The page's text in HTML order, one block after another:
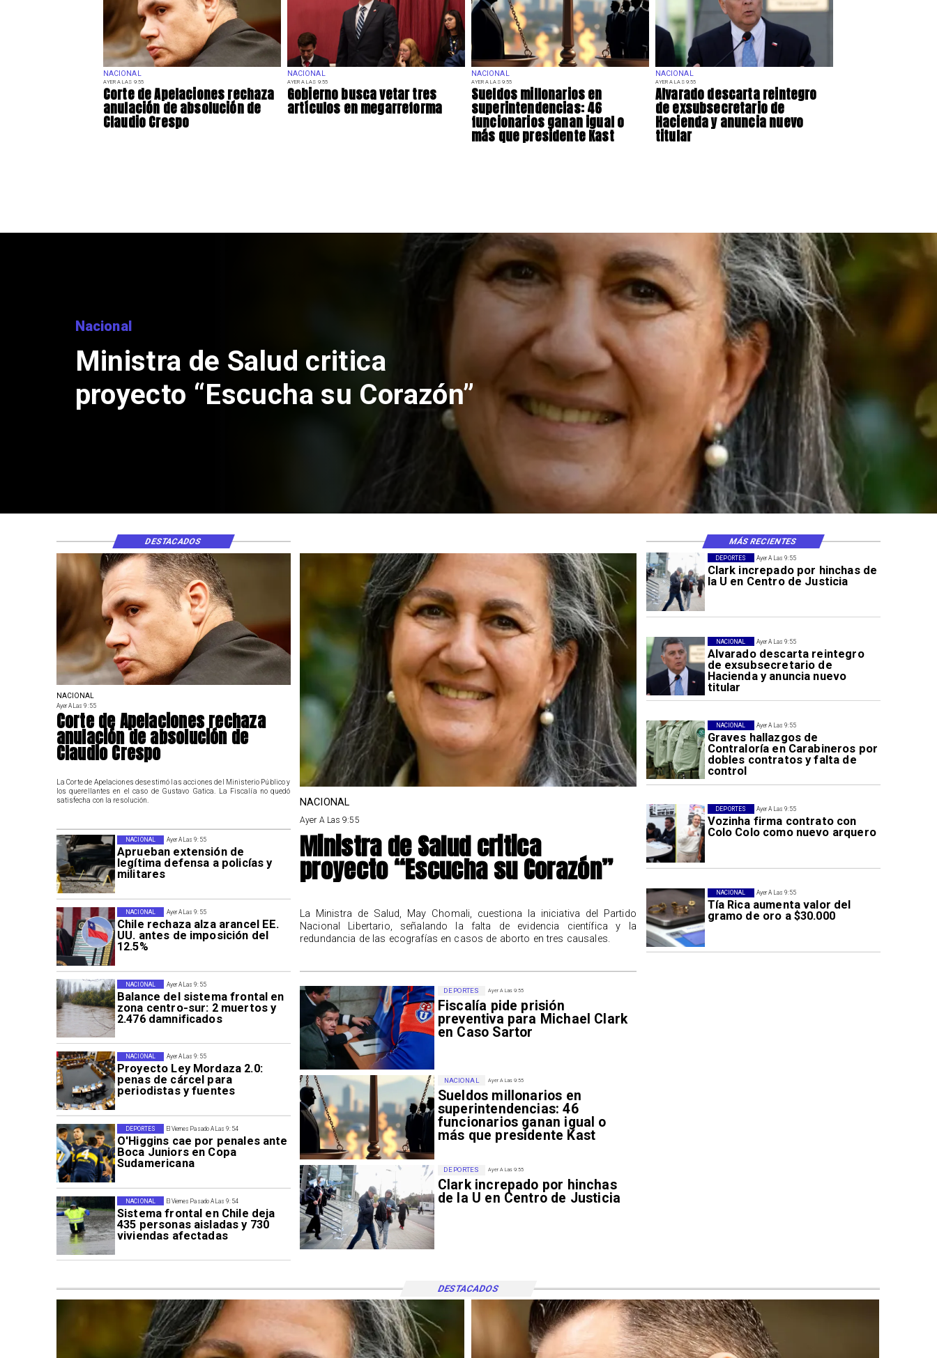
NACIONAL
AYER A LAS 9:55
Corte de Apelaciones rechaza
anulación de absolución de
Claudio Crespo
NACIONAL
AYER A LAS 9:55
Gobierno busca vetar tres
artículos en megarreforma
NACIONAL
AYER A LAS 9:55
Sueldos millonarios en
superintendencias: 46
funcionarios ganan igual o
más que presidente Kast
NACIONAL
AYER A LAS 9:55
Alvarado descarta reintegro
de exsubsecretario de
Hacienda y anuncia nuevo
titular
Nacional
Corte de Apelaciones rechaza
anulación de absolución de
Ayer A Las 9:55
Clark increpado por hinchas de
la U en Centro de Justicia
DEPORTES
Ayer A Las 9:55
Alvarado descarta reintegro
de exsubsecretario de
Hacienda y anuncia nuevo
titular
NACIONAL
Ayer A Las 9:55
Graves hallazgos de
Contraloría en Carabineros por
dobles contratos y falta de
control
NACIONAL
Ayer A Las 9:55
Vozinha firma contrato con
Colo Colo como nuevo arquero
DEPORTES
Ayer A Las 9:55
Tía Rica aumenta valor del
gramo de oro a $30.000
NACIONAL
Ayer A Las 9:55
Aprueban extensión de
legítima defensa a policías y
militares
NACIONAL
Ayer A Las 9:55
Chile rechaza alza arancel EE.
UU. antes de imposición del
12.5%
NACIONAL
Ayer A Las 9:55
Balance del sistema frontal en
zona centro-sur: 2 muertos y
2.476 damnificados
NACIONAL
Ayer A Las 9:55
Proyecto Ley Mordaza 2.0:
penas de cárcel para
periodistas y fuentes
NACIONAL
El Viernes Pasado A Las 9:54
O'Higgins cae por penales ante
Boca Juniors en Copa
Sudamericana
DEPORTES
El Viernes Pasado A Las 9:54
Sistema frontal en Chile deja
435 personas aisladas y 730
viviendas afectadas
NACIONAL
Ayer A Las 9:55
Fiscalía pide prisión
preventiva para Michael Clark
en Caso Sartor
DEPORTES
Ayer A Las 9:55
Sueldos millonarios en
superintendencias: 46
funcionarios ganan igual o
más que presidente Kast
NACIONAL
Ayer A Las 9:55
Clark increpado por hinchas
de la U en Centro de Justicia
DEPORTES
NACIONAL
Ayer A Las 9:55
Corte de Apelaciones rechaza
anulación de absolución de
Claudio Crespo
La Corte de Apelaciones desestimó las acciones del Ministerio Público y
los querellantes en el caso de Gustavo Gatica. La Fiscalía no quedó
satisfecha con la resolución.
NACIONAL
Ayer A Las 9:55
Ministra de Salud critica
proyecto “Escucha su Corazón”
La Ministra de Salud, May Chomali, cuestiona la iniciativa del Partido
Nacional Libertario, señalando la falta de evidencia científica y la
redundancia de las ecografías en casos de aborto en tres causales.
DESTACADOS MÁS RECIENTES
DESTACADOS